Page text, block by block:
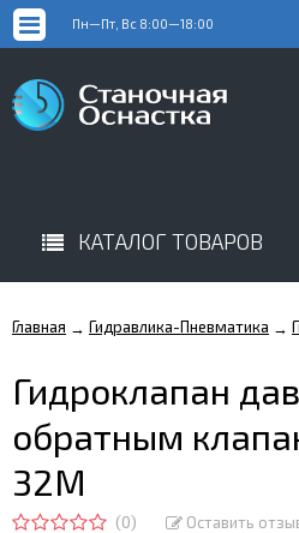
Пн—Пт, Вс 8:00—18:00
КАТАЛОГ ТОВАРОВ
Главная → Гидравлика-Пневматика →
Гидроклапан
обратным
32М
(0) Оставить